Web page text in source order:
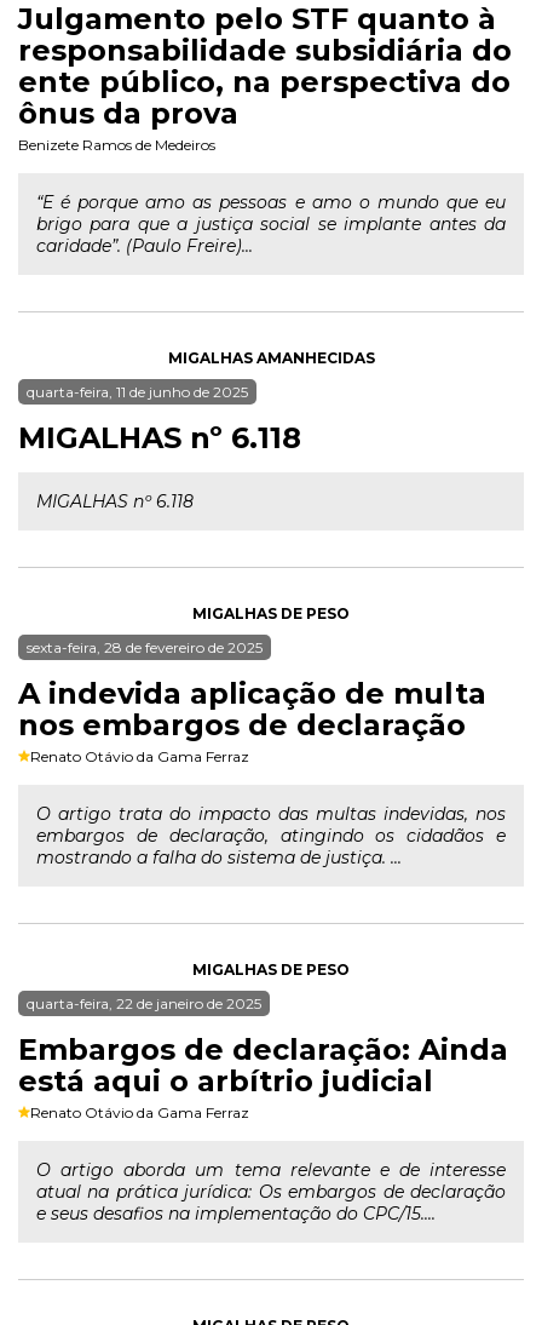
Julgamento pelo STF quanto à
responsabilidade subsidiária do
ente público, na perspectiva do
ônus da prova
Benizete Ramos de Medeiros
“E é porque amo as pessoas e amo o mundo que eu
brigo para que a justiça social se implante antes da
caridade”. (Paulo Freire)...
MIGALHAS AMANHECIDAS
quarta-feira, 11 de junho de 2025
MIGALHAS nº 6.118
MIGALHAS nº 6.118
MIGALHAS DE PESO
sexta-feira, 28 de fevereiro de 2025
A indevida aplicação de multa
nos embargos de declaração
Renato Otávio da Gama Ferraz
O artigo trata do impacto das multas indevidas, nos
embargos de declaração, atingindo os cidadãos e
mostrando a falha do sistema de justiça. ...
MIGALHAS DE PESO
quarta-feira, 22 de janeiro de 2025
Embargos de declaração: Ainda
está aqui o arbítrio judicial
Renato Otávio da Gama Ferraz
O artigo aborda um tema relevante e de interesse
atual na prática jurídica: Os embargos de declaração
e seus desafios na implementação do CPC/15....